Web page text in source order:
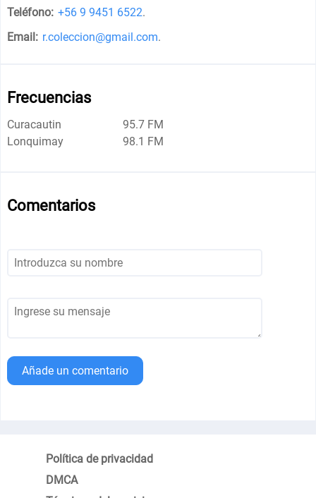
Teléfono: +56 9 9451 6522.
Email: r.coleccion@gmail.com.
Frecuencias
Curacautin
95.7 FM
Lonquimay
98.1 FM
Comentarios
Añade un comentario
Política de privacidad
DMCA